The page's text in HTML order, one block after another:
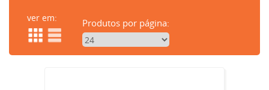
ver em: Produtos por página: